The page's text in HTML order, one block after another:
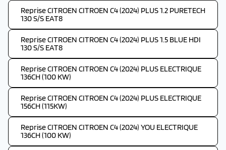
Reprise CITROEN CITROEN C4 (2024) PLUS 1.2 PURETECH
130 S/S EAT8
Reprise CITROEN CITROEN C4 (2024) PLUS 1.5 BLUE HDI
130 S/S EAT8
Reprise CITROEN CITROEN C4 (2024) PLUS ELECTRIQUE
136CH (100 KW)
Reprise CITROEN CITROEN C4 (2024) PLUS ELECTRIQUE
156CH (115KW)
Reprise CITROEN CITROEN C4 (2024) YOU ELECTRIQUE
136CH (100 KW)